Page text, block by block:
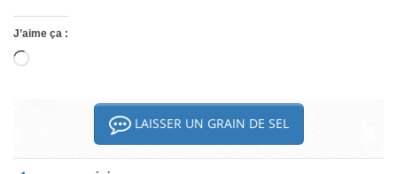
J’aime ça :
Chargement…
LAISSER UN GRAIN DE SEL